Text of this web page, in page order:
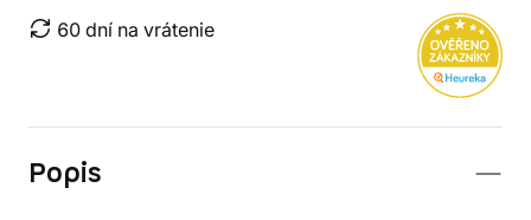
60 dní na vrátenie
Popis